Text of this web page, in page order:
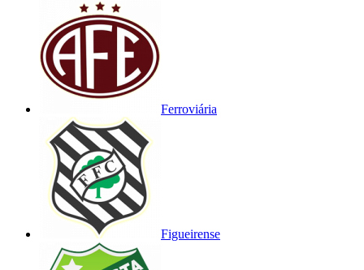
Ferroviária
Figueirense